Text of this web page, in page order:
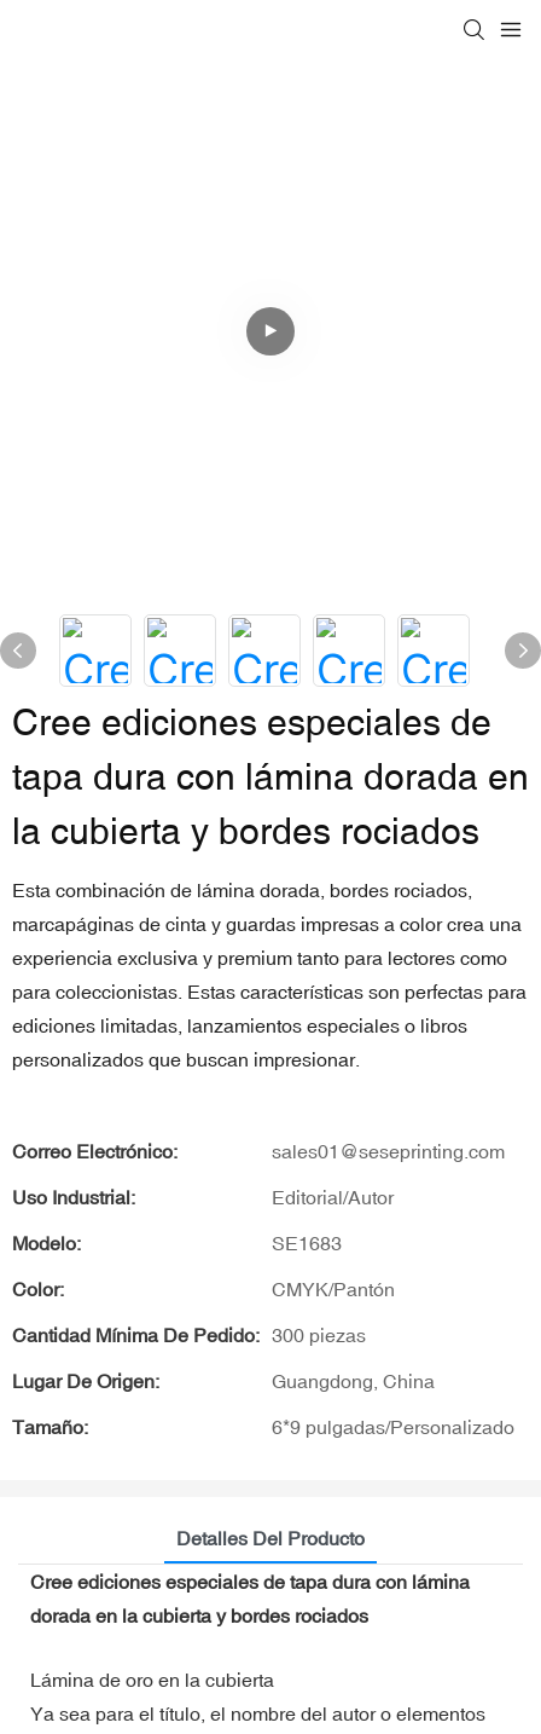
Cree ediciones especiales de
tapa dura con lámina dorada en
la cubierta y bordes rociados
Esta combinación de lámina dorada, bordes rociados,
marcapáginas de cinta y guardas impresas a color crea una
experiencia exclusiva y premium tanto para lectores como
para coleccionistas. Estas características son perfectas para
ediciones limitadas, lanzamientos especiales o libros
personalizados que buscan impresionar.
Correo Electrónico: sales01@seseprinting.com
Uso Industrial: Editorial/Autor
Modelo: SE1683
Color: CMYK/Pantón
Cantidad Mínima De Pedido: 300 piezas
Lugar De Origen: Guangdong, China
Tamaño: 6*9 pulgadas/Personalizado
Detalles Del Producto
Cree ediciones especiales de tapa dura con lámina
dorada en la cubierta y bordes rociados
Lámina de oro en la cubierta
Ya sea para el título, el nombre del autor o elementos